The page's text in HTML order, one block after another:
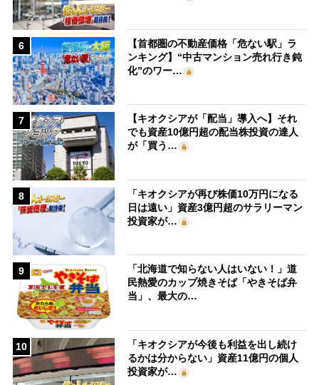
6
【首都圏の不動産価格「危ない駅」ラ
ンキング】“中古マンション売れ行き鈍
化”のワー…
7
【キオクシアが「配当」導入へ】それ
でも資産10億円超の配当株投資の達人
が「買う…
8
「キオクシアが再び株価10万円になる
日は遠い」資産3億円超のサラリーマン
投資家が…
9
「北海道で知らない人はいない！」道
民熱愛のカップ焼きそば「やきそば弁
当」、最大の…
10
「キオクシアが今後も利益を出し続け
るかは分からない」資産11億円の個人
投資家が…